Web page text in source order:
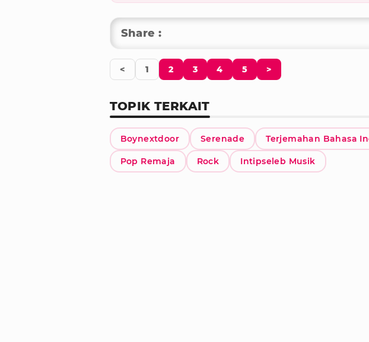
Share :
< 1 2 3 4 5 >
TOPIK TERKAIT
Boynextdoor Serenade Terjemahan Bahasa
Pop Remaja Rock Intipseleb Musik